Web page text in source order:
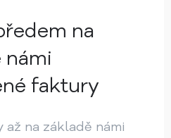
na
námi
faktury
až na základě námi